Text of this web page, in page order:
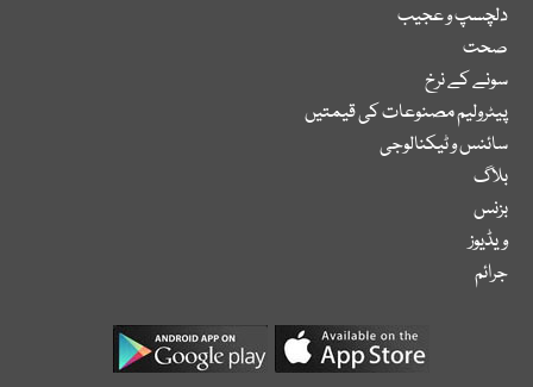
دلچسپ و عجیب
صحت
سونے کے نرخ
پیٹرولیم مصنوعات کی قیمتیں
سائنس و ٹیکنالوجی
بلاگ
بزنس
ویڈیوز
جرائم